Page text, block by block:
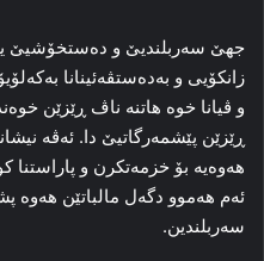
جهێ سه‌ربلنديێ و دەستخۆشیێ
زانکۆیى و به‌ده‌ستڤه‌ئينانا
و ڤيانا خوە هاتنە ناڤ ڕێزێن
ڕێزێن پێشمەرگاتيێ دا. ئەڤە
هەوەیە بۆ خزمەتکرن و پاراستنا
ئه‌م هەموو دگەل مالباتێن هه‌وە
سه‌ربلندين.